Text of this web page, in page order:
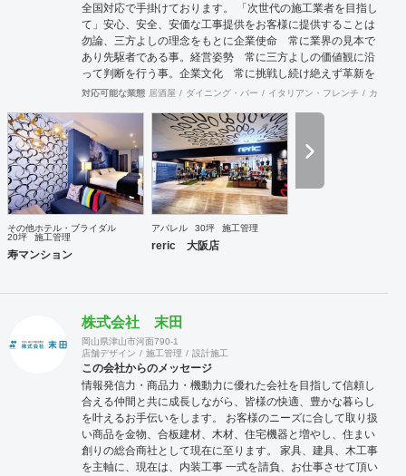
全国対応で手掛けております。 「次世代の施工業者を目指し
て」安心、安全、安価な工事提供をお客様に提供することは
勿論、三方よしの理念をもとに企業使命 常に業界の見本で
あり先駆者である事。経営姿勢 常に三方よしの価値観に沿
って判断を行う事。企業文化 常に挑戦し続け絶えず革新を
行う事。この3大原則を基に常にLe・Reveに関わる皆様全て
す。 安価であること基本的に下請け会社として多くの下請け
仕事を請けていますので、価格競争力には自信を持っていま
す。しかし安価な会社は探せば他にもいらっしゃるでしょう
し、安く施工したにも関わらす直ぐに施工部分が劣化したり
トラブルが多くコストがかかっていては意味がありません。
弊社は安価である事は勿論、施工後のアフターフォローもき
ただけるよう長期的なお客様との関係を築ける対応を心掛け
ております。また、東京のお客様に対しても定期的に本部に
対応可能な業態 居酒屋 ダイニング・バー イタリアン・フレンチ カフェ
その他ホテル・ブライダル
20坪
施工管理
寿マンション
アパレル 30坪 施工管理
reric 大阪店
株式会社 末田
岡山県津山市河面790-1
店舗デザイン
施工管理 設計施工
この会社からのメッセージ
情報発信力・商品力・機動力に優れた会社を目指して信頼し
合える仲間と共に成長しながら、皆様の快適、豊かな暮らし
を叶えるお手伝いをします。 お客様のニーズに合して取り扱
い商品を金物、合板建材、木材、住宅機器と増やし、住まい
創りの総合商社として現在に至ります。 家具、建具、木工事
を主軸に、現在は、内装工事 一式を請負、お仕事させて頂い